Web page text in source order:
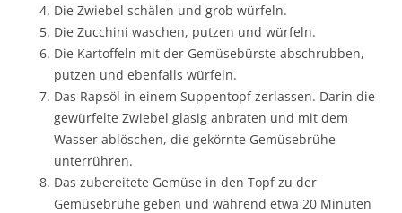
Die Zwiebel schälen und grob würfeln.
Die Zucchini waschen, putzen und würfeln.
Die Kartoffeln mit der Gemüsebürste abschrubben,
putzen und ebenfalls würfeln.
Das Rapsöl in einem Suppentopf zerlassen. Darin die
gewürfelte Zwiebel glasig anbraten und mit dem
Wasser ablöschen, die gekörnte Gemüsebrühe
unterrühren.
Das zubereitete Gemüse in den Topf zu der
Gemüsebrühe geben und während etwa 20 Minuten